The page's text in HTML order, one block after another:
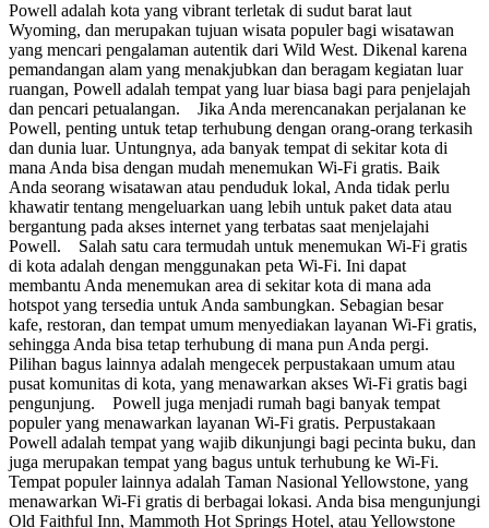
Powell adalah kota yang vibrant terletak di sudut barat laut
Wyoming, dan merupakan tujuan wisata populer bagi wisatawan
yang mencari pengalaman autentik dari Wild West. Dikenal karena
pemandangan alam yang menakjubkan dan beragam kegiatan luar
ruangan, Powell adalah tempat yang luar biasa bagi para penjelajah
dan pencari petualangan. Jika Anda merencanakan perjalanan ke
Powell, penting untuk tetap terhubung dengan orang-orang terkasih
dan dunia luar. Untungnya, ada banyak tempat di sekitar kota di
mana Anda bisa dengan mudah menemukan Wi-Fi gratis. Baik
Anda seorang wisatawan atau penduduk lokal, Anda tidak perlu
khawatir tentang mengeluarkan uang lebih untuk paket data atau
bergantung pada akses internet yang terbatas saat menjelajahi
Powell. Salah satu cara termudah untuk menemukan Wi-Fi gratis
di kota adalah dengan menggunakan peta Wi-Fi. Ini dapat
membantu Anda menemukan area di sekitar kota di mana ada
hotspot yang tersedia untuk Anda sambungkan. Sebagian besar
kafe, restoran, dan tempat umum menyediakan layanan Wi-Fi gratis,
sehingga Anda bisa tetap terhubung di mana pun Anda pergi.
Pilihan bagus lainnya adalah mengecek perpustakaan umum atau
pusat komunitas di kota, yang menawarkan akses Wi-Fi gratis bagi
pengunjung. Powell juga menjadi rumah bagi banyak tempat
populer yang menawarkan layanan Wi-Fi gratis. Perpustakaan
Powell adalah tempat yang wajib dikunjungi bagi pecinta buku, dan
juga merupakan tempat yang bagus untuk terhubung ke Wi-Fi.
Tempat populer lainnya adalah Taman Nasional Yellowstone, yang
menawarkan Wi-Fi gratis di berbagai lokasi. Anda bisa mengunjungi
Old Faithful Inn, Mammoth Hot Springs Hotel, atau Yellowstone